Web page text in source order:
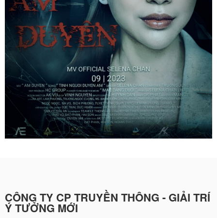
CÔNG TY CP TRUYỀN THÔNG - GIẢI TRÍ
Ý TƯỞNG MỚI